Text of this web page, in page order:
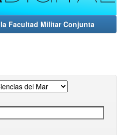
Facultad Militar Conjunta